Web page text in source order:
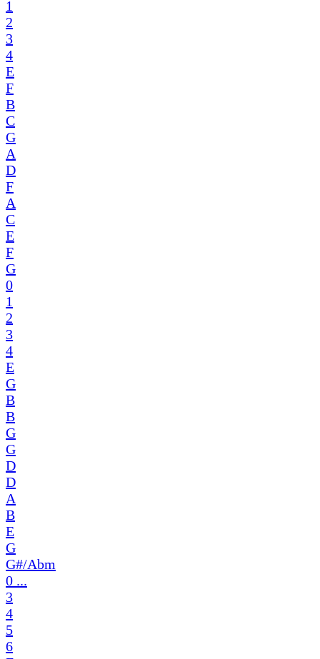
1
2
3
4
E
F
B
C
G
A
D
F
A
C
E
F
G
0
1
2
3
4
E
G
B
B
G
G
D
D
A
B
E
G
G#/Abm
0 ...
3
4
5
6